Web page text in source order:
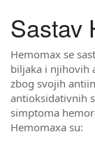
Sastav
Hemomax se
biljaka i njihovih
zbog svojih
antioksidativnih
simptoma
Hemomaxa su: